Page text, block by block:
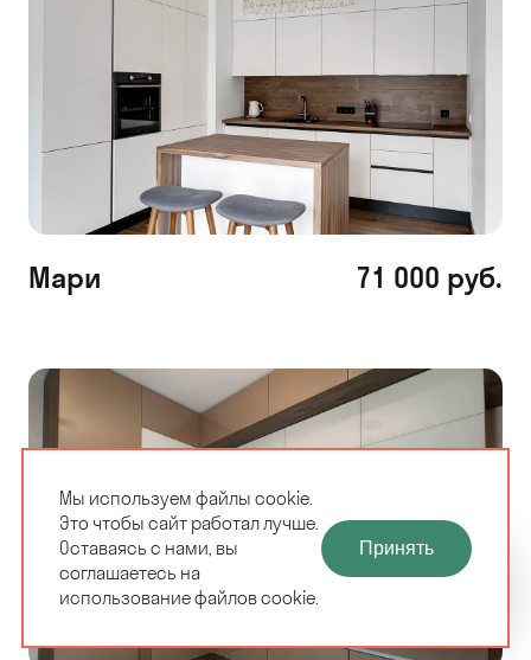
Мари 71 000 руб.
ЗАМЕРЩИК-
ДИЗАЙНЕР
РАСЧЕТ КУХНИ
ЗА 10 МИНУТ
Мы используем файлы cookie.
Это чтобы сайт работал лучше.
Оставаясь с нами, вы
соглашаетесь на
использование файлов cookie.
Принять